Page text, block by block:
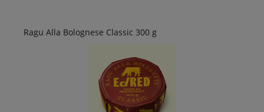
Ragu Alla Bolognese Classic 300 g